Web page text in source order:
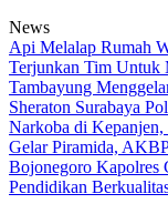
News
Api Melalap Rumah
Terjunkan Tim Untuk
Tambayung
Sheraton Surabaya
Narkoba di Kepanjen,
Gelar Piramida,
Bojonegoro Kapolres
Pendidikan